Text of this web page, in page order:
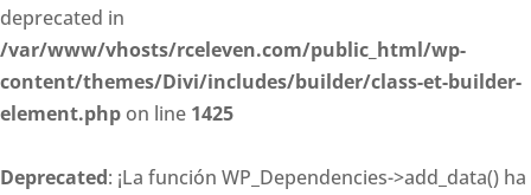
deprecated in
/var/www/vhosts/rceleven.com/public_html/wp-
content/themes/Divi/includes/builder/class-et-builder-
element.php on line 1425
Deprecated: ¡La función WP_Dependencies->add_data() ha